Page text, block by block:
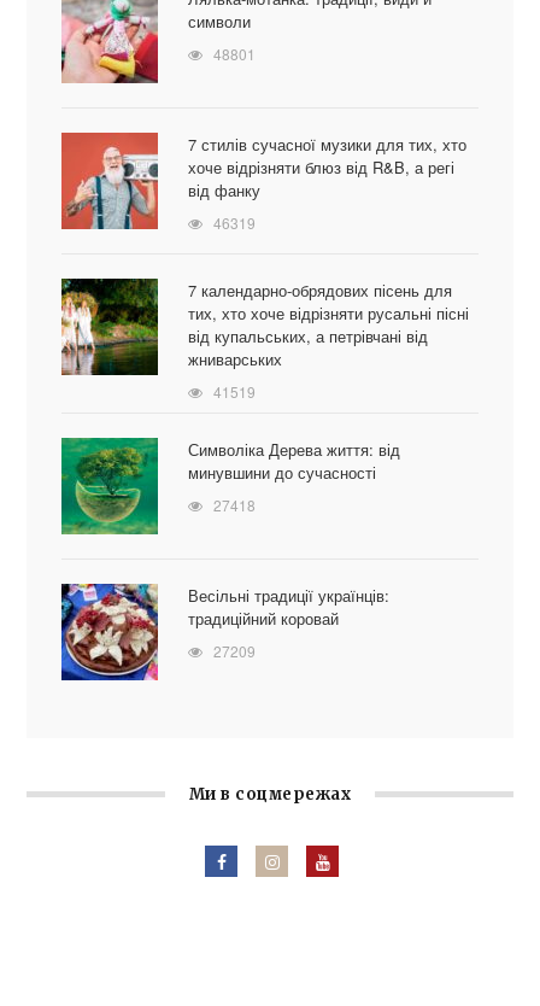
символи
48801
7 стилів сучасної музики для тих, хто
хоче відрізняти блюз від R&B, а регі
від фанку
46319
7 календарно-обрядових пісень для
тих, хто хоче відрізняти русальні пісні
від купальських, а петрівчані від
жниварських
41519
Символіка Дерева життя: від
минувшини до сучасності
27418
Весільні традиції українців:
традиційний коровай
27209
Ми в соцмережах